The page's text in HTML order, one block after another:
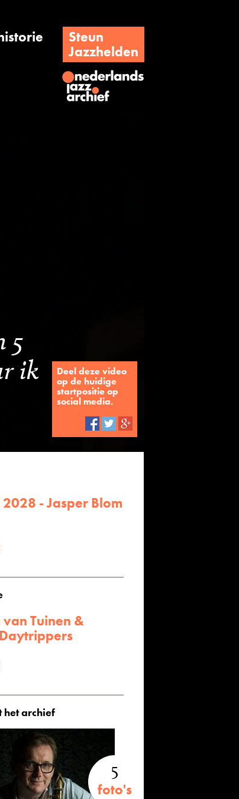
Steun
Jazzhelden
5
ik
Deel deze video
op de huidige
startpositie op
social media.
- Jasper Blom
van Tuinen &
het archief
5
foto's